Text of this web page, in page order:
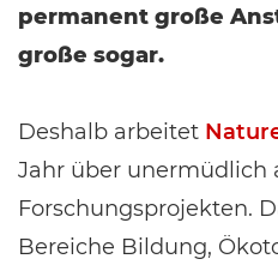
permanent große
große sogar.
Deshalb arbeitet
Jahr über unermüdlich
Forschungsprojekten.
Bereiche Bildung,